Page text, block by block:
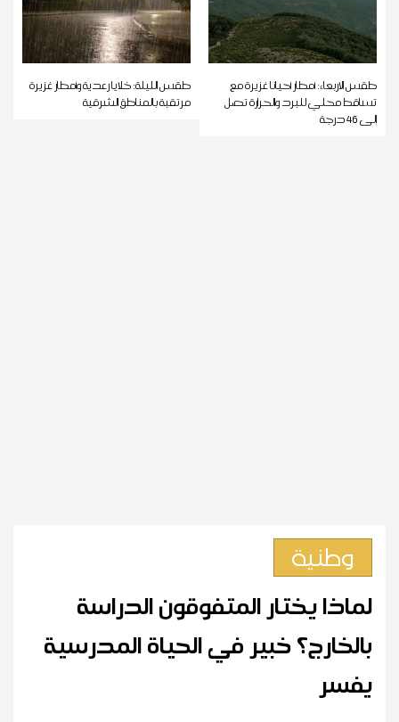
طقس الاربعاء: أمطار أحيانا غزيرة مع
تساقط محلي للبرد والحرارة تصل
إلى 46 درجة
طقس الليلة: خلايا رعدية وأمطار غزيرة
مرتقبة بالمناطق الشرقية
وطنية
لماذا يختار المتفوقون الدراسة
بالخارج؟ خبير في الحياة المدرسية
يفسر